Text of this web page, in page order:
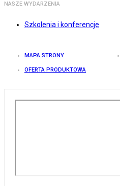
NASZE WYDARZENIA
Szkolenia i konferencje
MAPA STRONY
OFERTA PRODUKTOWA